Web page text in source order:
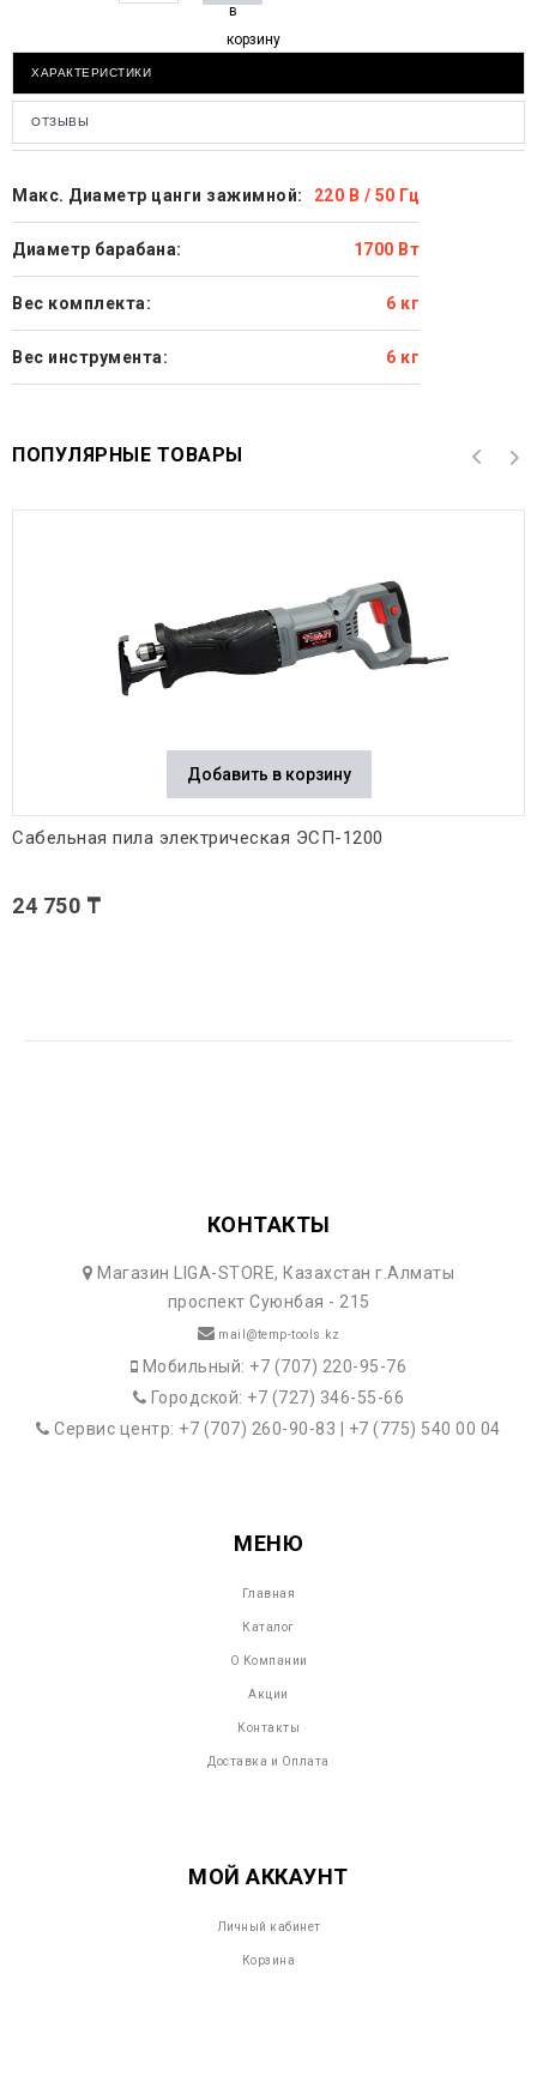
в
корзину
ХАРАКТЕРИСТИКИ
ОТЗЫВЫ
Макс. Диаметр цанги зажимной: 220 В / 50 Гц
Диаметр барабана: 1700 Вт
Вес комплекта: 6 кг
Вес инструмента: 6 кг
ПОПУЛЯРНЫЕ ТОВАРЫ
Добавить в корзину
Сабельная пила электрическая ЭСП-1200
24 750 ₸
КОНТАКТЫ
Магазин LIGA-STORE, Казахстан г.Алматы
проспект Суюнбая - 215
mail@temp-tools.kz
Мобильный: +7 (707) 220-95-76
Городской: +7 (727) 346-55-66
Сервис центр: +7 (707) 260-90-83 | +7 (775) 540 00 04
МЕНЮ
Главная
Каталог
О Компании
Акции
Контакты
Доставка и Оплата
МОЙ АККАУНТ
Личный кабинет
Корзина